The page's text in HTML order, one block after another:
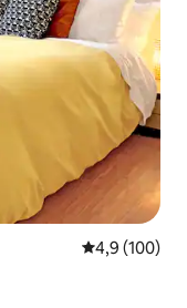
Calificación
4,9 (100)